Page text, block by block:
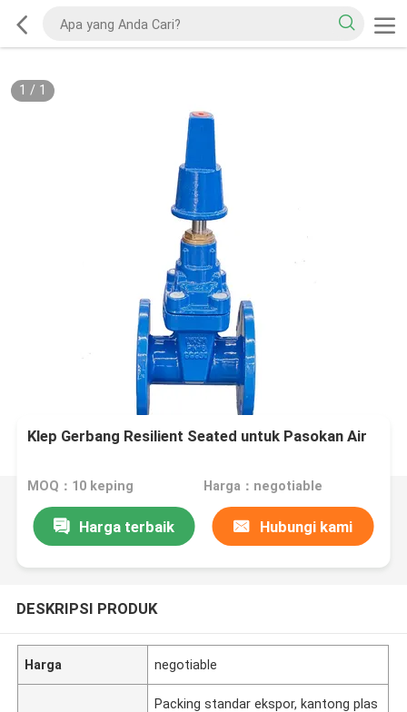
1 / 1
Klep Gerbang Resilient Seated untuk Pasokan Air
MOQ：10 keping Harga：negotiable
Harga terbaik Hubungi kami
DESKRIPSI PRODUK
Harga negotiable
Packing standar ekspor, kantong plas